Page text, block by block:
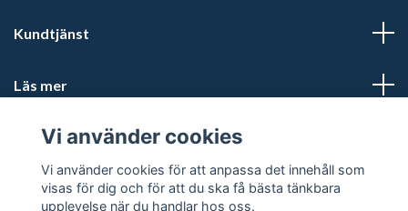
Kundtjänst
Läs mer
Sociala medier
Vi använder cookies
Vi använder cookies för att anpassa det innehåll som
visas för dig och för att du ska få bästa tänkbara
upplevelse när du handlar hos oss.